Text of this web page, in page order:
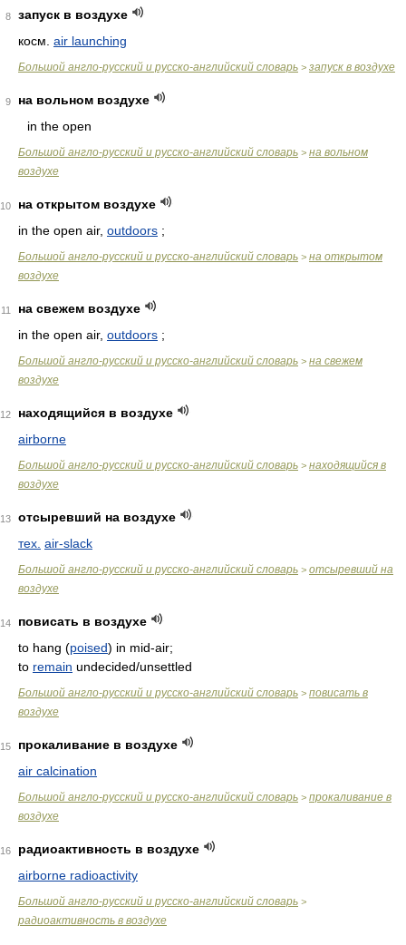
8
запуск в воздухе
косм. air launching
Большой англо-русский и русско-английский словарь > запуск в воздухе
9
на вольном воздухе
in the open
Большой англо-русский и русско-английский словарь > на вольном
воздухе
10
на открытом воздухе
in the open air, outdoors ;
Большой англо-русский и русско-английский словарь > на открытом
воздухе
11
на свежем воздухе
in the open air, outdoors ;
Большой англо-русский и русско-английский словарь > на свежем
воздухе
12
находящийся в воздухе
airborne
Большой англо-русский и русско-английский словарь > находящийся в
воздухе
13
отсыревший на воздухе
тех. air-slack
Большой англо-русский и русско-английский словарь > отсыревший на
воздухе
14
повисать в воздухе
to hang (poised) in mid-air;
to remain undecided/unsettled
Большой англо-русский и русско-английский словарь > повисать в
воздухе
15
прокаливание в воздухе
air calcination
Большой англо-русский и русско-английский словарь > прокаливание в
воздухе
16
радиоактивность в воздухе
airborne radioactivity
Большой англо-русский и русско-английский словарь >
радиоактивность в воздухе